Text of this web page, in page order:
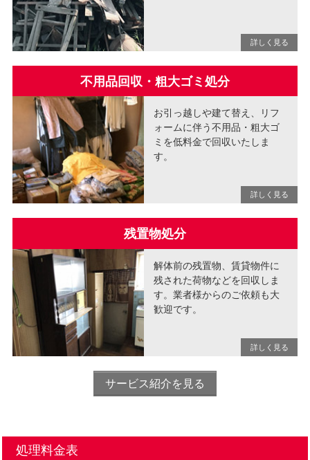
不用品回収・粗大ゴミ処分
お引っ越しや建て替え、リフ
ォームに伴う不用品・粗大ゴ
ミを低料金で回収いたしま
す。
残置物処分
解体前の残置物、賃貸物件に
残された荷物などを回収しま
す。業者様からのご依頼も大
歓迎です。
サービス紹介を見る
処理料金表